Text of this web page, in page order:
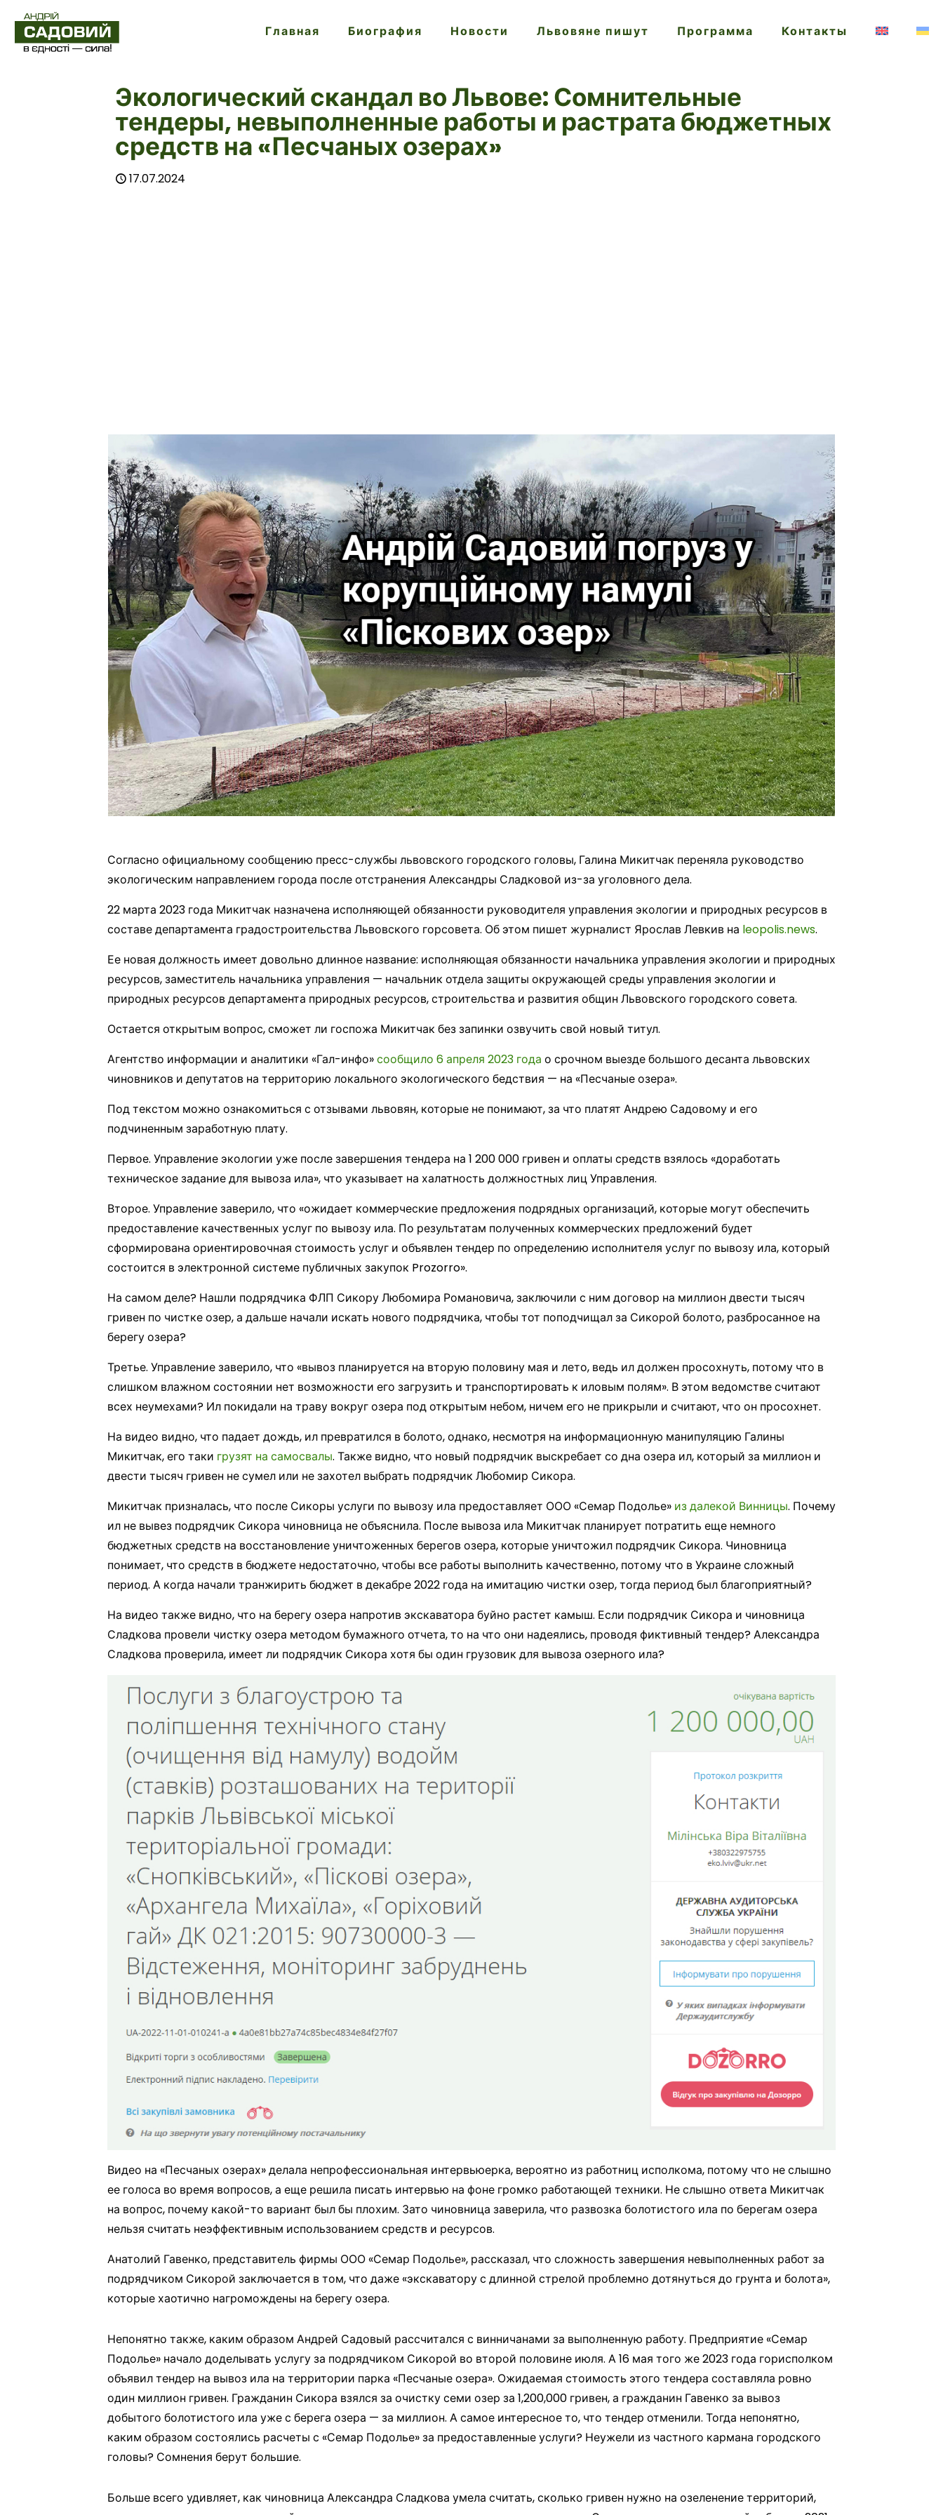
Главная Биография Новости Львовяне пишут Программа Контакты
Экологический скандал во Львове: Сомнительные
тендеры, невыполненные работы и растрата бюджетных
средств на «Песчаных озерах»
17.07.2024
Согласно официальному сообщению пресс-службы львовского городского головы, Галина Микитчак переняла руководство
экологическим направлением города после отстранения Александры Сладковой из-за уголовного дела.
22 марта 2023 года Микитчак назначена исполняющей обязанности руководителя управления экологии и природных ресурсов в
составе департамента градостроительства Львовского горсовета. Об этом пишет журналист Ярослав Левкив на leopolis.news.
Ее новая должность имеет довольно длинное название: исполняющая обязанности начальника управления экологии и природных
ресурсов, заместитель начальника управления — начальник отдела защиты окружающей среды управления экологии и
природных ресурсов департамента природных ресурсов, строительства и развития общин Львовского городского совета.
Остается открытым вопрос, сможет ли госпожа Микитчак без запинки озвучить свой новый титул.
Агентство информации и аналитики «Гал-инфо»сообщило 6 апреля 2023 года о срочном выезде большого десанта львовских
чиновников и депутатов на территорию локального экологического бедствия — на «Песчаные озера».
Под текстом можно ознакомиться с отзывами львовян, которые не понимают, за что платят Андрею Садовому и его
подчиненным заработную плату.
Первое. Управление экологии уже после завершения тендера на 1 200 000 гривен и оплаты средств взялось «доработать
техническое задание для вывоза ила», что указывает на халатность должностных лиц Управления.
Второе. Управление заверило, что «ожидает коммерческие предложения подрядных организаций, которые могут обеспечить
предоставление качественных услуг по вывозу ила. По результатам полученных коммерческих предложений будет
сформирована ориентировочная стоимость услуг и объявлен тендер по определению исполнителя услуг по вывозу ила, который
состоится в электронной системе публичных закупок Prozorro».
На самом деле? Нашли подрядчика ФЛП Сикору Любомира Романовича, заключили с ним договор на миллион двести тысяч
гривен по чистке озер, а дальше начали искать нового подрядчика, чтобы тот поподчищал за Сикорой болото, разбросанное на
берегу озера?
Третье. Управление заверило, что «вывоз планируется на вторую половину мая и лето, ведь ил должен просохнуть, потому что в
слишком влажном состоянии нет возможности его загрузить и транспортировать к иловым полям». В этом ведомстве считают
всех неумехами? Ил покидали на траву вокруг озера под открытым небом, ничем его не прикрыли и считают, что он просохнет.
На видео видно, что падает дождь, ил превратился в болото, однако, несмотря на информационную манипуляцию Галины
Микитчак, его таки грузят на самосвалы. Также видно, что новый подрядчик выскребает со дна озера ил, который за миллион и
двести тысяч гривен не сумел или не захотел выбрать подрядчик Любомир Сикора.
Микитчак призналась, что после Сикоры услуги по вывозу ила предоставляет ООО «Семар Подолье» из далекой Винницы. Почему
ил не вывез подрядчик Сикора чиновница не объяснила. После вывоза ила Микитчак планирует потратить еще немного
бюджетных средств на восстановление уничтоженных берегов озера, которые уничтожил подрядчик Сикора. Чиновница
понимает, что средств в бюджете недостаточно, чтобы все работы выполнить качественно, потому что в Украине сложный
период. А когда начали транжирить бюджет в декабре 2022 года на имитацию чистки озер, тогда период был благоприятный?
На видео также видно, что на берегу озера напротив экскаватора буйно растет камыш. Если подрядчик Сикора и чиновница
Сладкова провели чистку озера методом бумажного отчета, то на что они надеялись, проводя фиктивный тендер? Александра
Сладкова проверила, имеет ли подрядчик Сикора хотя бы один грузовик для вывоза озерного ила?
Видео на «Песчаных озерах» делала непрофессиональная интервьюерка, вероятно из работниц исполкома, потому что не слышно
ее голоса во время вопросов, а еще решила писать интервью на фоне громко работающей техники. Не слышно ответа Микитчак
на вопрос, почему какой-то вариант был бы плохим. Зато чиновница заверила, что развозка болотистого ила по берегам озера
нельзя считать неэффективным использованием средств и ресурсов.
Анатолий Гавенко, представитель фирмы ООО «Семар Подолье», рассказал, что сложность завершения невыполненных работ за
подрядчиком Сикорой заключается в том, что даже «экскаватору с длинной стрелой проблемно дотянуться до грунта и болота»,
которые хаотично нагромождены на берегу озера.
Непонятно также, каким образом Андрей Садовый рассчитался с винничанами за выполненную работу. Предприятие «Семар
Подолье» начало доделывать услугу за подрядчиком Сикорой во второй половине июля. А 16 мая того же 2023 года горисполком
объявил тендер на вывоз ила на территории парка «Песчаные озера». Ожидаемая стоимость этого тендера составляла ровно
один миллион гривен. Гражданин Сикора взялся за очистку семи озер за 1,200,000 гривен, а гражданин Гавенко за вывоз
добытого болотистого ила уже с берега озера — за миллион. А самое интересное то, что тендер отменили. Тогда непонятно,
каким образом состоялись расчеты с «Семар Подолье» за предоставленные услуги? Неужели из частного кармана городского
головы? Сомнения берут большие.
Больше всего удивляет, как чиновница Александра Сладкова умела считать, сколько гривен нужно на озеленение территорий,